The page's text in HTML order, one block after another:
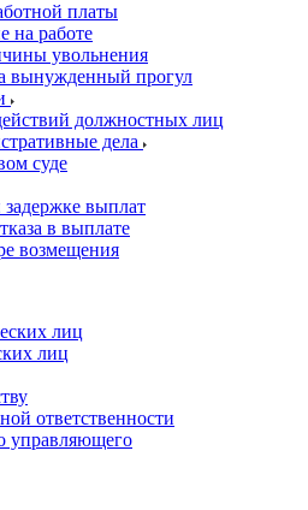
платы
на работе
увольнения
вынужденный прогул
должностных лиц
дела
суде
выплат
в выплате
возмещения
лиц
лиц
ответственности
управляющего